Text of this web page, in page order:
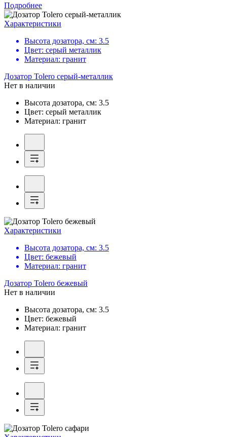
Подробнее
Характеристики
Высота дозатора, см: 3.5
Цвет: серый металлик
Материал: гранит
Дозатор Tolero серый-металлик
Нет в наличии
Высота дозатора, см: 3.5
Цвет: серый металлик
Материал: гранит
Характеристики
Высота дозатора, см: 3.5
Цвет: бежевый
Материал: гранит
Дозатор Tolero бежевый
Нет в наличии
Высота дозатора, см: 3.5
Цвет: бежевый
Материал: гранит